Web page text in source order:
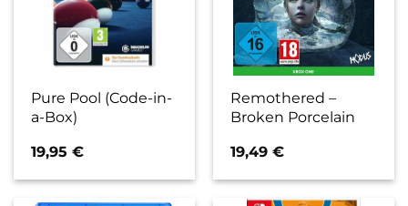
Pure Pool (Code-in-
a-Box)
19,95€
Remothered –
Broken Porcelain
19,49€